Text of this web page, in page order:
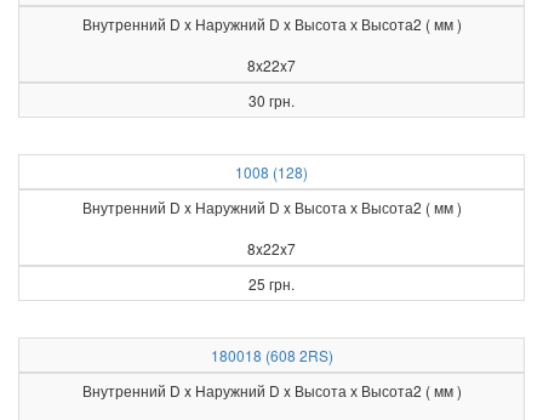
Внутренний D x Наружний D x Высота х Высота2 ( мм )
8x22x7
30 грн.
1008 (128)
Внутренний D x Наружний D x Высота х Высота2 ( мм )
8x22x7
25 грн.
180018 (608 2RS)
Внутренний D x Наружний D x Высота х Высота2 ( мм )